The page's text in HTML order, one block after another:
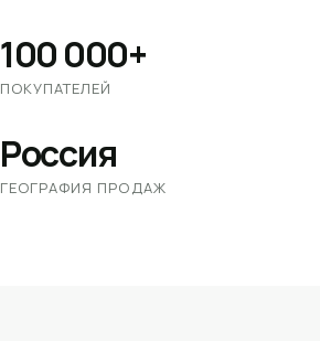
100 000+
ПОКУПАТЕЛЕЙ
Россия
ГЕОГРАФИЯ ПРОДАЖ